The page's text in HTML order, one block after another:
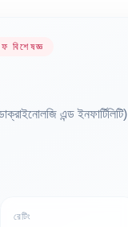
বিশেষজ্ঞ
এন্ড ইনফার্টিলিটি)
রেটিং